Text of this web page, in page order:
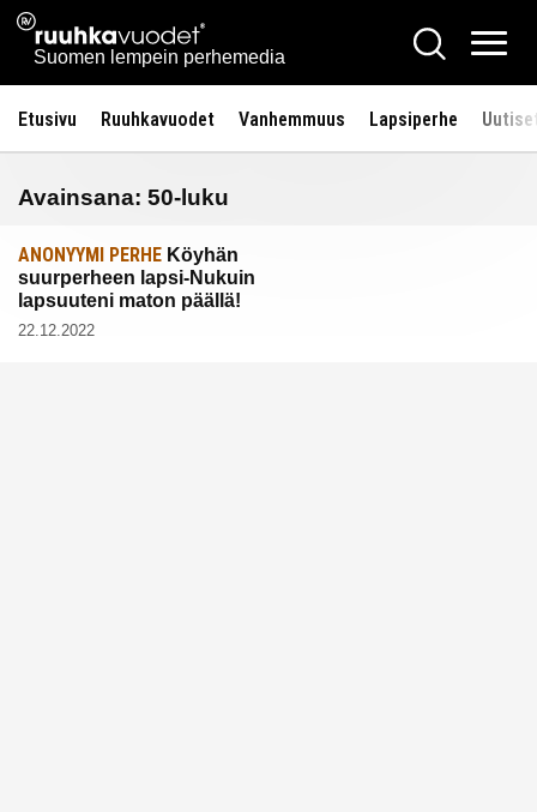
Siirry
sisältöön
Ruuhkavuodet.fi
Suomen lempein perhemedia
Hae
Etusivu Ruuhkavuodet Vanhemmuus Lapsiperhe
Avainsana: 50-luku
ANONYYMI PERHE Köyhän
suurperheen lapsi-Nukuin
lapsuuteni maton päällä!
22.12.2022